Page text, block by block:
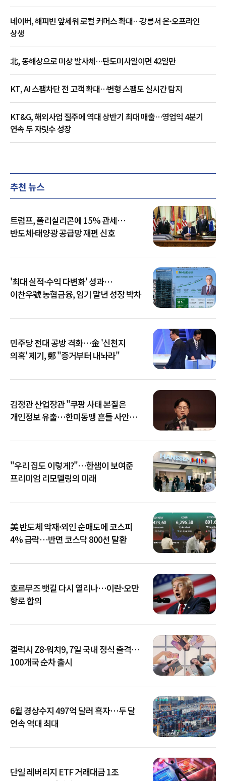
네이버, 해피빈 앞세워 로컬 커머스 확대…강릉서 온·오프라인
상생
北, 동해상으로 미상 발사체…탄도미사일이면 42일만
KT, AI 스팸차단 전 고객 확대…변형 스팸도 실시간 탐지
KT&G, 해외사업 질주에 역대 상반기 최대 매출…영업익 4분기
연속 두 자릿수 성장
추천 뉴스
트럼프, 폴리실리콘에 15% 관세…
반도체·태양광 공급망 재편 신호
'최대 실적·수익 다변화' 성과…
이찬우號 농협금융, 임기 말년 성장 박차
민주당 전대 공방 격화…金 '신천지
의혹' 제기, 鄭 "증거부터 내놔라"
김정관 산업장관 "쿠팡 사태 본질은
개인정보 유출…한미동맹 흔들 사안
"우리 집도 이렇게?"…한샘이 보여준
프리미엄 리모델링의 미래
美 반도체 악재·외인 순매도에 코스피
4% 급락…반면 코스닥 800선 탈환
호르무즈 뱃길 다시 열리나…이란·오만
항로 합의
갤럭시 Z8·워치9, 7일 국내 정식 출격…
100개국 순차 출시
6월 경상수지 497억 달러 흑자…두 달
연속 역대 최대
단일 레버리지 ETF 거래대금 1조